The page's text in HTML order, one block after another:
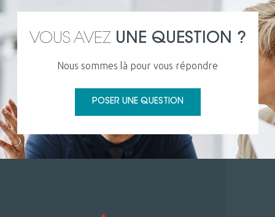
VOUS AVEZ UNE QUESTION ?
Nous sommes là pour vous répondre
POSER UNE QUESTION